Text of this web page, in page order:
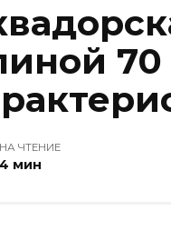
НА ЧТЕНИЕ
4 мин